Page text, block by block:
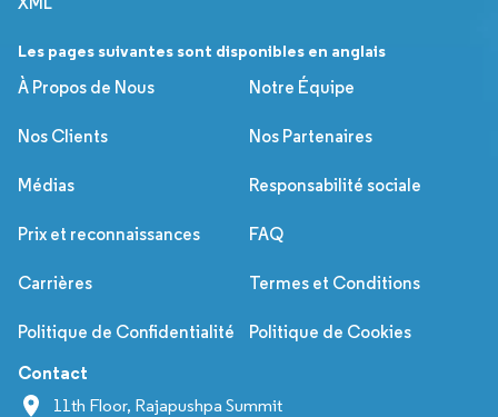
Les pages suivantes sont disponibles en anglais
À Propos de Nous
Notre Équipe
Nos Clients Nos Partenaires
Médias Responsabilité sociale
Prix et reconnaissances FAQ
Carrières Termes et Conditions
Politique de Confidentialité Politique de Cookies
Contact
11th Floor, Rajapushpa Summit